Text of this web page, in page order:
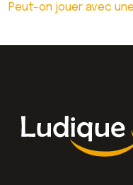
Peut-on jouer avec